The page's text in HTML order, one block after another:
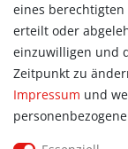
Allgemein
Kontakt
AGB
Impressum
eines
erteilt oder
einzuwilligen und
Zeitpunkt zu
Impressum und